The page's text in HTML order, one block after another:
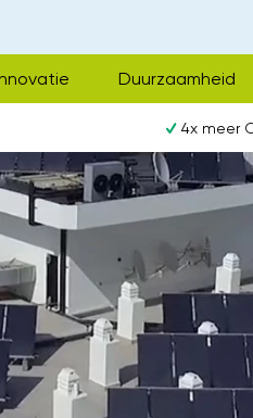
Duurzaamheid
4x meer